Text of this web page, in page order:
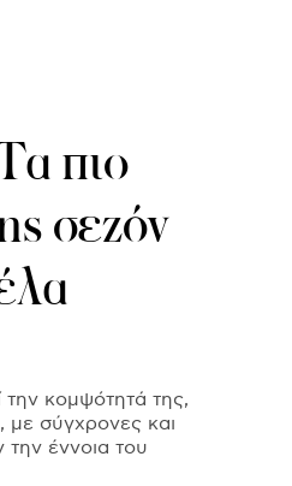
πιο
σεζόν
την κομψότητά της,
με σύγχρονες και
έννοια του